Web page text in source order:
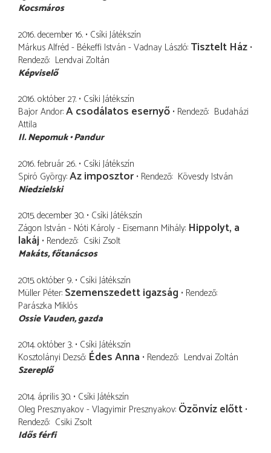
Kocsmáros
2016. december 16. Csíki Játékszín
Márkus Alfréd - Békeffi István - Vadnay László Tisztelt Ház
Rendező Lendvai Zoltán
Képviselő
2016. október 27. Csíki Játékszín
Bajor Andor A csodálatos esernyő Rendező Budaházi
Attila
II. Nepomuk Pandur
2016. február 26. Csíki Játékszín
Spiró György Az imposztor Rendező Kövesdy István
Niedzielski
2015. december 30. Csíki Játékszín
Zágon István - Nóti Károly - Eisemann Mihály Hippolyt, a
lakáj Rendező Csiki Zsolt
Makáts főtanácsos
2015. október 9. Csíki Játékszín
Müller Péter Szemenszedett igazság Rendező
Parászka Miklós
Ossie Vauden gazda
2014. október 3. Csíki Játékszín
Kosztolányi Dezső Édes Anna Rendező Lendvai Zoltán
Szereplő
2014. április 30. Csíki Játékszín
Oleg Presznyakov - Vlagyimir Presznyakov Özönvíz előtt
Rendező Csiki Zsolt
Idős férfi